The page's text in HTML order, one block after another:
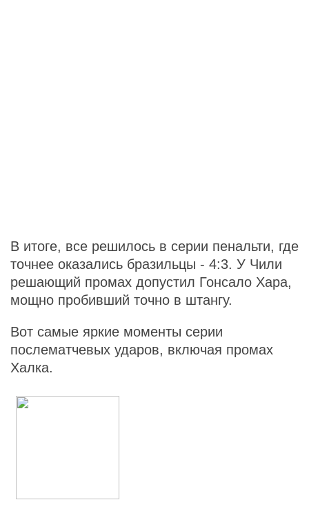
В итоге, все решилось в серии пенальти, где
точнее оказались бразильцы - 4:3. У Чили
решающий промах допустил Гонсало Хара,
мощно пробивший точно в штангу.
Вот самые яркие моменты серии
послематчевых ударов, включая промах
Халка.